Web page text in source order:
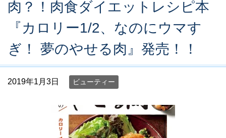
肉？！肉食ダイエットレシピ本
『カロリー1/2、なのにウマす
ぎ！ 夢のやせる肉』発売！！
2019年1月3日 ビューティー